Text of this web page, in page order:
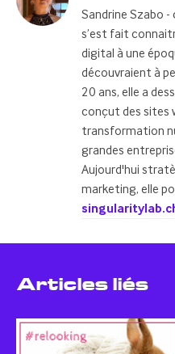
by
Sandrine Szabo
s’est fait
digital à une
découvraient à
20 ans, elle a
conçut des sites
transformation
grandes
Aujourd'hui
marketing, elle
Articles liés